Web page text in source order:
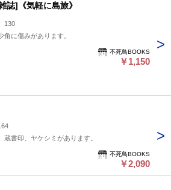
誌]《気軽に島旅》
130
角に傷みがあります。
不死鳥BOOKS
￥1,150
蔵書印、ヤケシミがあります。
不死鳥BOOKS
￥2,090